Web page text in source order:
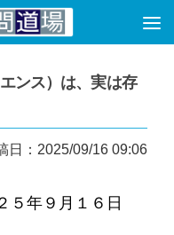
ンス）は、実は存
日：2025/09/16 09:06
５年９月１６日